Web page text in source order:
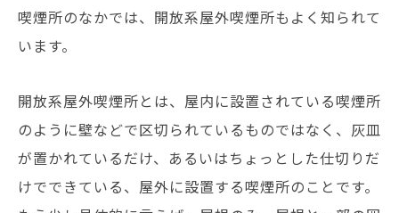
喫煙所のなかでは、開放系屋外喫煙所もよく知られて
います。
開放系屋外喫煙所とは、屋内に設置されている喫煙所
のように壁などで区切られているものではなく、灰皿
が置かれているだけ、あるいはちょっとした仕切りだ
けでできている、屋外に設置する喫煙所のことです。